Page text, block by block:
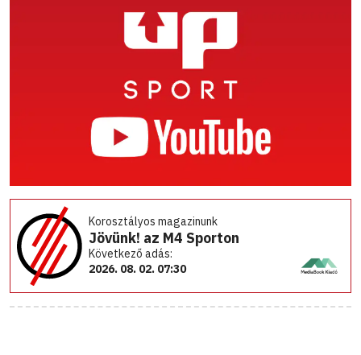
Korosztályos magazinunk
Jövünk! az M4 Sporton
Következő adás:
2026. 08. 02. 07:30